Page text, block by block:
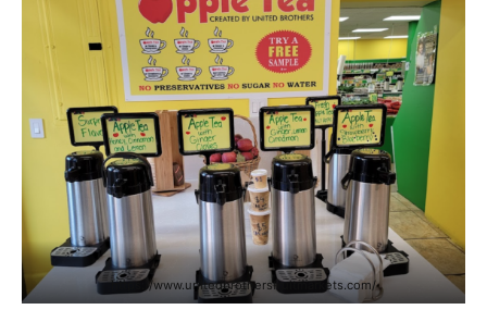
https://www.unitedbrothersfruitmarkets.com/